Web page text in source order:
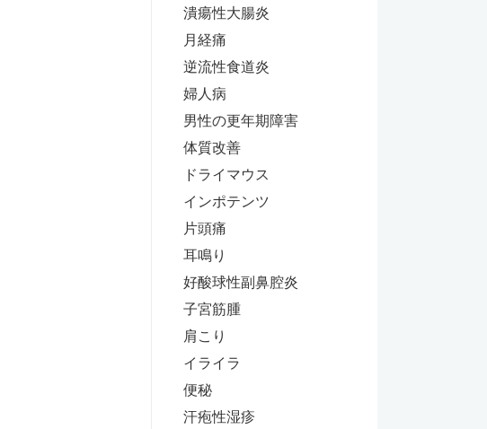
潰瘍性大腸炎
月経痛
逆流性食道炎
婦人病
男性の更年期障害
体質改善
ドライマウス
インポテンツ
片頭痛
耳鳴り
好酸球性副鼻腔炎
子宮筋腫
肩こり
イライラ
便秘
汗疱性湿疹